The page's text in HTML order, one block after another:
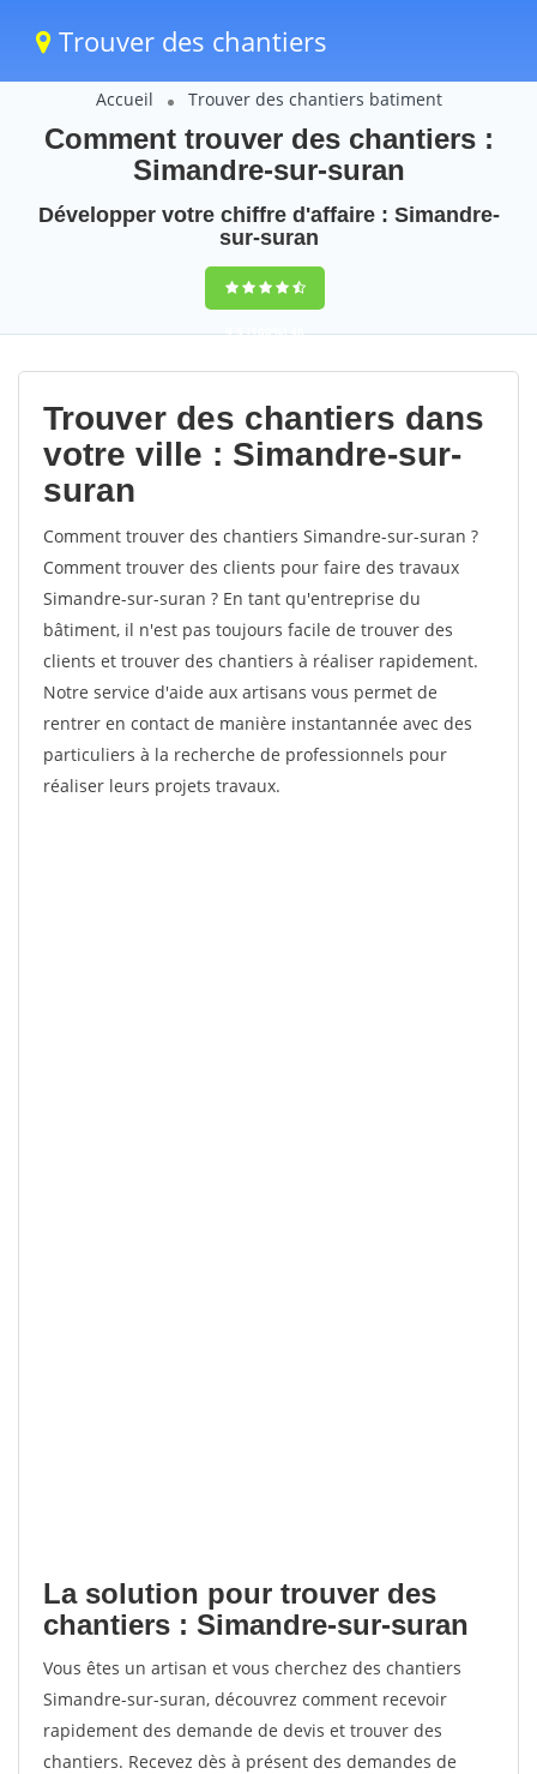
Trouver des chantiers
Accueil Trouver des chantiers batiment
Comment trouver des chantiers :
Simandre-sur-suran
Développer votre chiffre d'affaire : Simandre-
sur-suran
9,5(100%)48
votes
Trouver des chantiers dans
votre ville : Simandre-sur-
suran
Comment trouver des chantiers Simandre-sur-suran ?
Comment trouver des clients pour faire des travaux
Simandre-sur-suran ? En tant qu'entreprise du
bâtiment, il n'est pas toujours facile de trouver des
clients et trouver des chantiers à réaliser rapidement.
Notre service d'aide aux artisans vous permet de
rentrer en contact de manière instantannée avec des
particuliers à la recherche de professionnels pour
réaliser leurs projets travaux.
La solution pour trouver des
chantiers : Simandre-sur-suran
Vous êtes un artisan et vous cherchez des chantiers
Simandre-sur-suran, découvrez comment recevoir
rapidement des demande de devis et trouver des
chantiers. Recevez dès à présent des demandes de